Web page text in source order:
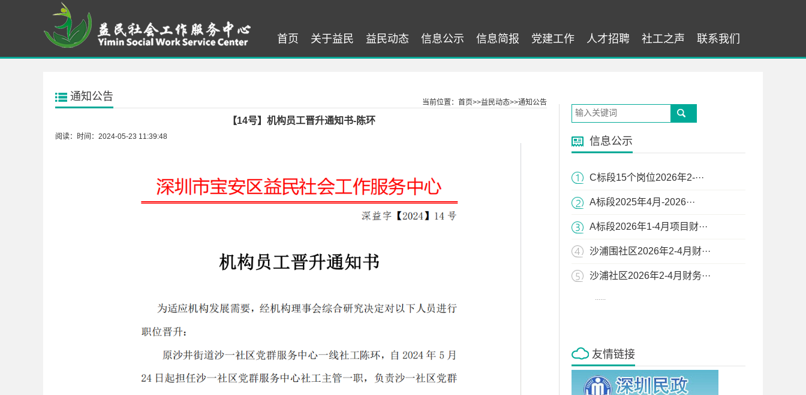
首页 关于益民 益民动态 信息公示 信息简报 党建工作 人才招聘 社工之声 联系我们
通知公告 当前位置： 首页>>益民动态>>通知公告
【14号】机构员工晋升通知书-陈环
阅读： 时间：2024-05-23 11:39:48 信息公示
C标段15个岗位2026年2-···
A标段2025年4月-2026···
A标段2026年1-4月项目财···
沙浦围社区2026年2-4月财···
沙浦社区2026年2-4月财务···
......
友情链接